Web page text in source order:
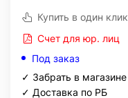
Купить в один клик
Счет для юр. лиц
Под заказ
✓ Забрать в магазине
✓ Доставка по РБ